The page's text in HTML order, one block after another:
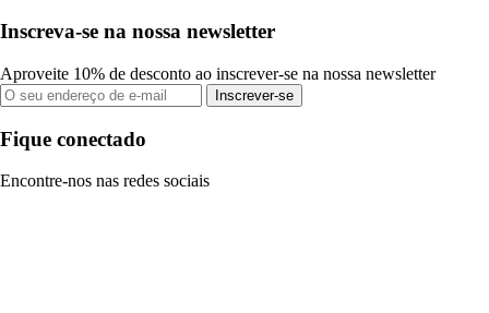
Inscreva-se na nossa newsletter
Aproveite 10% de desconto ao inscrever-se na nossa newsletter
Inscrever-se
Fique conectado
Encontre-nos nas redes sociais